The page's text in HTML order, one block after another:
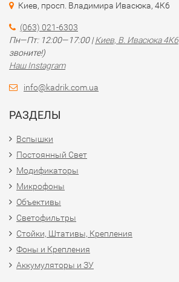
Киев, просп. Владимира Ивасюка, 4К6
(063) 021-6303
Пн—Пт: 12:00—17:00 |Киев, В. Ивасюка 4К6
звоните!)
Наш Instagram
info@kadrik.com.ua
РАЗДЕЛЫ
Вспышки
Постоянный Свет
Модификаторы
Микрофоны
Объективы
Светофильтры
Стойки, Штативы, Крепления
Фоны и Крепления
Аккумуляторы и ЗУ